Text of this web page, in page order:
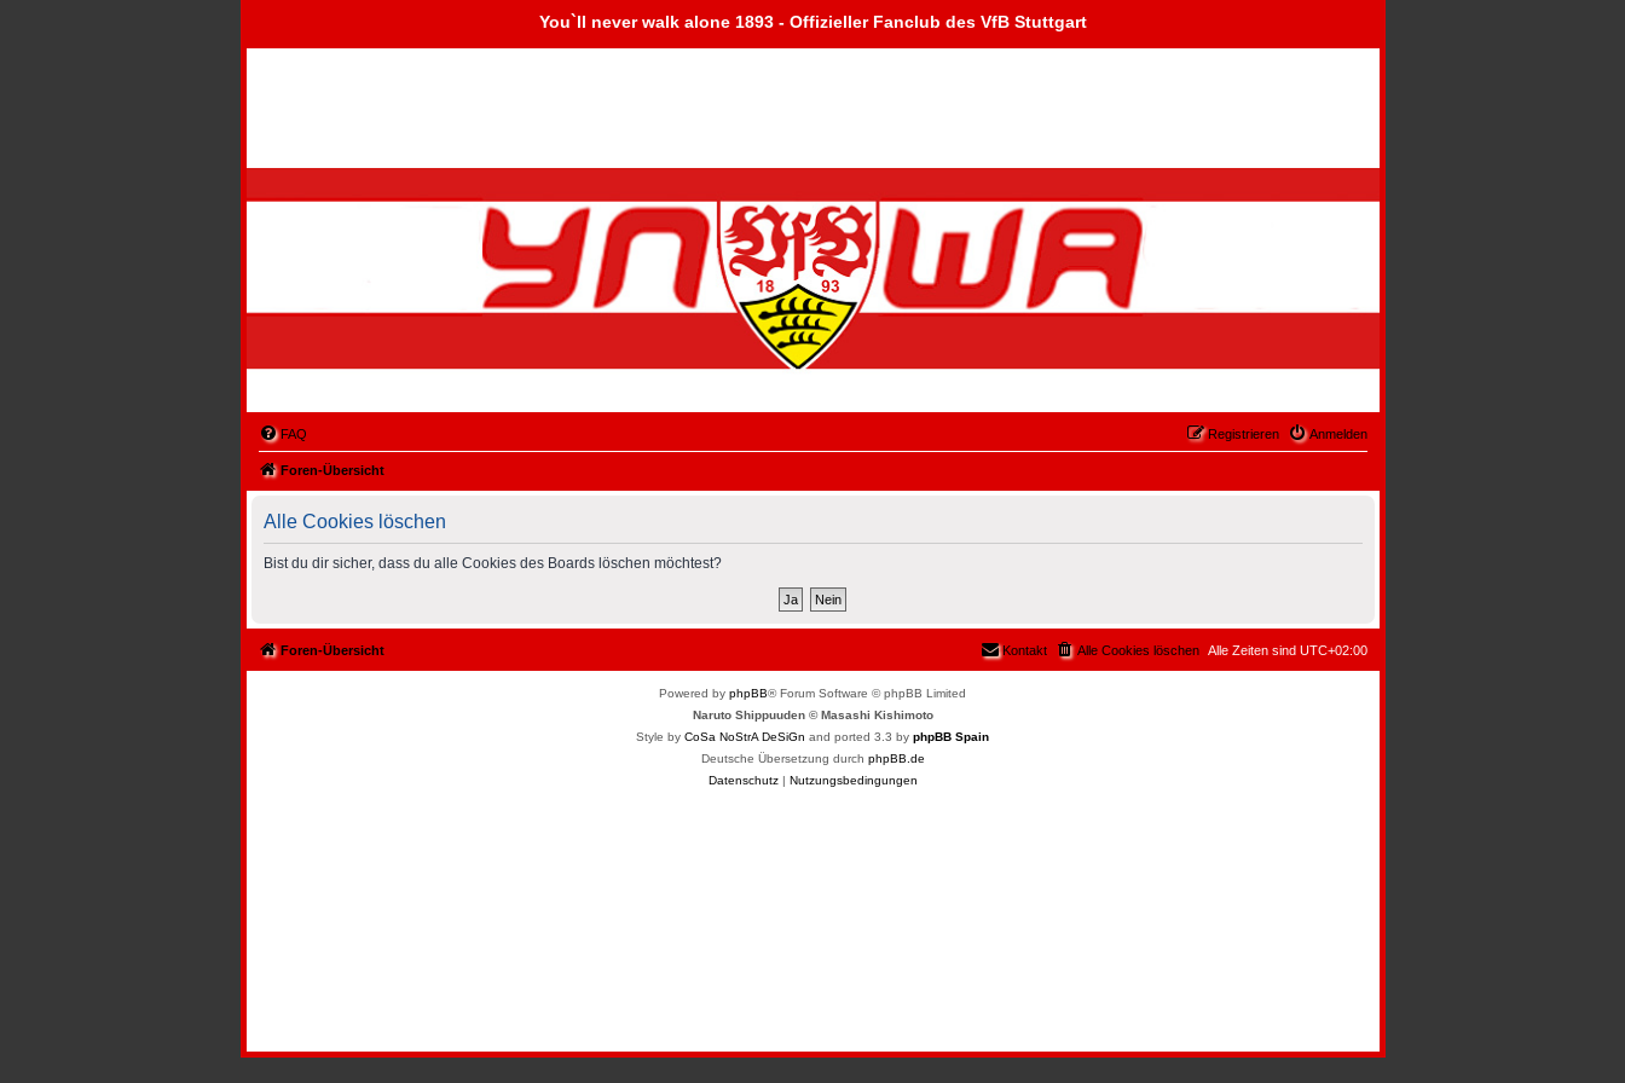
You`ll never walk alone 1893 - Offizieller Fanclub des VfB Stuttgart
FAQ Anmelden
Registrieren
Foren-Übersicht
Alle Cookies löschen
Bist du dir sicher, dass du alle Cookies des Boards löschen möchtest?
Foren-Übersicht Alle Zeiten sind UTC+02:00
Alle Cookies löschen
Kontakt
Powered by phpBB® Forum Software © phpBB Limited
Naruto Shippuuden © Masashi Kishimoto
Style by CoSa NoStrA DeSiGn and ported 3.3 by phpBB Spain
Deutsche Übersetzung durch phpBB.de
Datenschutz| Nutzungsbedingungen